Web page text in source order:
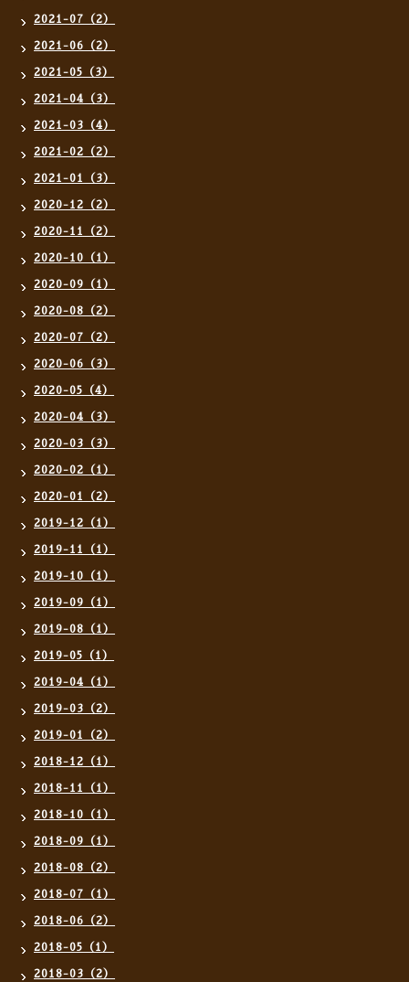
2021-07（2）
2021-06（2）
2021-05（3）
2021-04（3）
2021-03（4）
2021-02（2）
2021-01（3）
2020-12（2）
2020-11（2）
2020-10（1）
2020-09（1）
2020-08（2）
2020-07（2）
2020-06（3）
2020-05（4）
2020-04（3）
2020-03（3）
2020-02（1）
2020-01（2）
2019-12（1）
2019-11（1）
2019-10（1）
2019-09（1）
2019-08（1）
2019-05（1）
2019-04（1）
2019-03（2）
2019-01（2）
2018-12（1）
2018-11（1）
2018-10（1）
2018-09（1）
2018-08（2）
2018-07（1）
2018-06（2）
2018-05（1）
2018-03（2）